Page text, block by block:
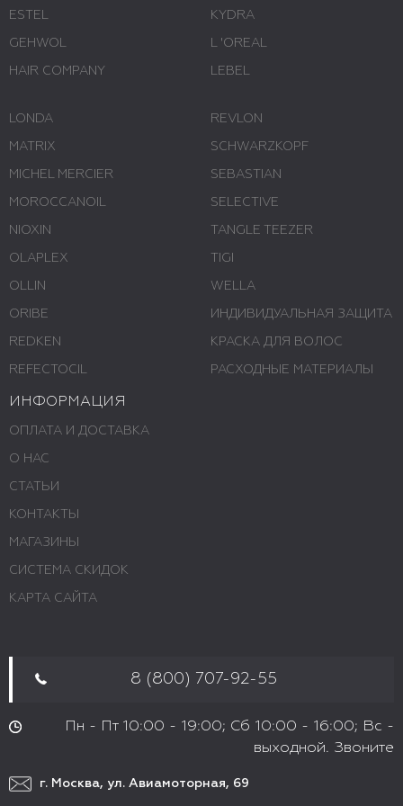
ESTEL
GEHWOL
HAIR COMPANY
KYDRA
L 'ОREAL
LEBEL
LONDA
MATRIX
MICHEL MERCIER
MOROCCANOIL
NIOXIN
OLAPLEX
OLLIN
ORIBE
REDKEN
REFECTOCIL
REVLON
SCHWARZKOPF
SEBASTIAN
SELECTIVE
TANGLE TEEZER
TIGI
WELLA
ИНДИВИДУАЛЬНАЯ ЗАЩИТА
КРАСКА ДЛЯ ВОЛОС
РАСХОДНЫЕ МАТЕРИАЛЫ
ИНФОРМАЦИЯ
ОПЛАТА И ДОСТАВКА
О НАС
СТАТЬИ
КОНТАКТЫ
МАГАЗИНЫ
СИСТЕМА СКИДОК
КАРТА САЙТА
8 (800) 707-92-55
Пн - Пт 10:00 - 19:00; Сб 10:00 - 16:00; Вс -
выходной. Звоните
г. Москва, ул. Авиамоторная, 69